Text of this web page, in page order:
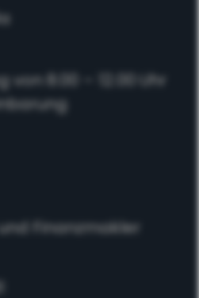
8.00 – 12.00 Uhr
Finanzmakler